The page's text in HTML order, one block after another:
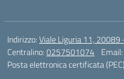
Indirizzo:Viale Liguria 11, 20089
Centralino:0257501074 Email:
Posta elettronica certificata